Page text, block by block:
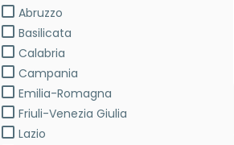
Abruzzo
Basilicata
Calabria
Campania
Emilia-Romagna
Friuli-Venezia Giulia
Lazio